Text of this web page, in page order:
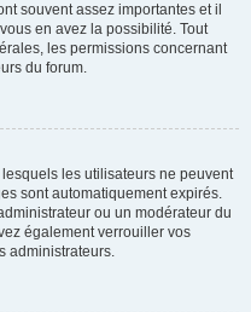
souvent assez importantes et il
en avez la possibilité. Tout
les permissions concernant
du forum.
les utilisateurs ne peuvent
sont automatiquement expirés.
ou un modérateur du
également verrouiller vos
administrateurs.